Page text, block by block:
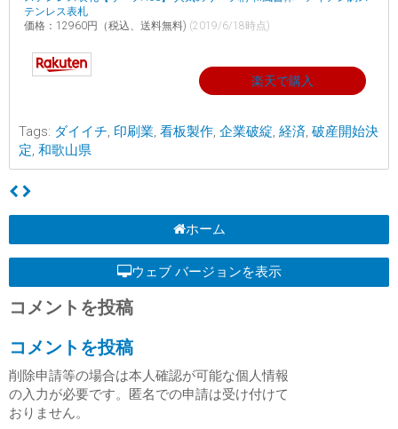
テンレス表札
価格：12960円（税込、送料無料) (2019/6/18時点)
楽天で購入
Tags: ダイイチ, 印刷業, 看板製作, 企業破綻, 経済, 破産開始決
定, 和歌山県
ホーム
ウェブ バージョンを表示
コメントを投稿
コメントを投稿
削除申請等の場合は本人確認が可能な個人情報
の入力が必要です。匿名での申請は受け付けて
おりません。